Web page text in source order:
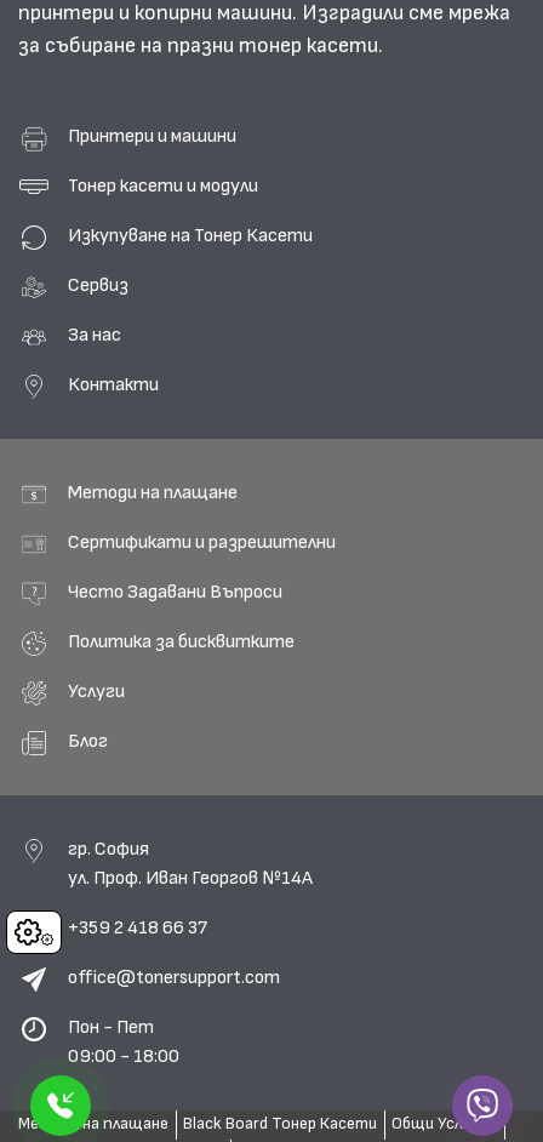
Cookies
принтери и копирни машини. Изградили сме мрежа
за събиране на празни тонер касети.
Принтери и машини
Тонер касети и модули
Изкупуване на Тонер Касети
Сервиз
За нас
Контакти
Методи на плащане
Сертификати и разрешителни
Често Задавани Въпроси
Политика за бисквитките
Услуги
Блог
гр. София
ул. Проф. Иван Георгов №14А
+359 2 418 66 37
office@tonersupport.com
Пон - Пет
09:00 - 18:00
Методи на плащане Black Board Тонер Касети Общи Условия